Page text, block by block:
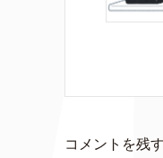
コメントを残す